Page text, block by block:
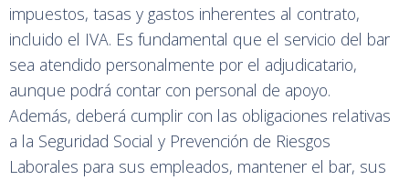
impuestos, tasas y gastos inherentes al contrato,
incluido el IVA. Es fundamental que el servicio del bar
sea atendido personalmente por el adjudicatario,
aunque podrá contar con personal de apoyo.
Además, deberá cumplir con las obligaciones relativas
a la Seguridad Social y Prevención de Riesgos
Laborales para sus empleados, mantener el bar, sus